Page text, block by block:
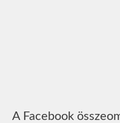
A Facebook